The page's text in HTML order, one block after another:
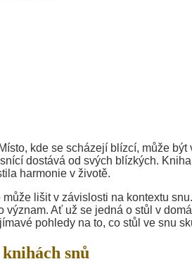
kde se scházejí blízcí, může
dostává od svých blízkých.
harmonie v životě.
lišit v závislosti na kontextu
Ať už se jedná o stůl v
pohledy na to, co stůl ve snu
snů